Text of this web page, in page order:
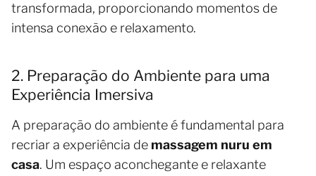
transformada, proporcionando momentos de
intensa conexão e relaxamento.
2. Preparação do Ambiente para uma
Experiência Imersiva
A preparação do ambiente é fundamental para
recriar a experiência de massagem nuru em
casa. Um espaço aconchegante e relaxante